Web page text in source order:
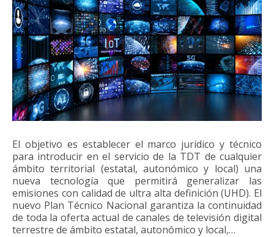
El objetivo es establecer el marco jurídico y técnico
para introducir en el servicio de la TDT de cualquier
ámbito territorial (estatal, autonómico y local) una
nueva tecnología que permitirá generalizar las
emisiones con calidad de ultra alta definición (UHD). El
nuevo Plan Técnico Nacional garantiza la continuidad
de toda la oferta actual de canales de televisión digital
terrestre de ámbito estatal, autonómico y local,…